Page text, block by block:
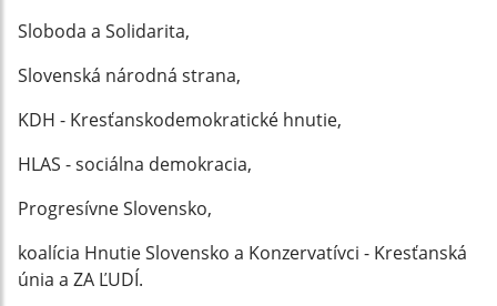
Sloboda a Solidarita,
Slovenská národná strana,
KDH - Kresťanskodemokratické hnutie,
HLAS - sociálna demokracia,
Progresívne Slovensko,
koalícia Hnutie Slovensko a Konzervatívci - Kresťanská
únia a ZA ĽUDÍ.